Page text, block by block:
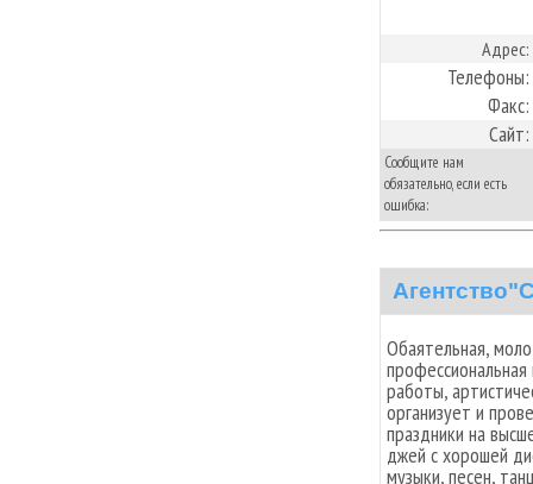
Адрес:
Телефоны:
Факс:
Сайт:
Сообщите нам
обязательно, если есть
ошибка:
Обаятельная,
работы,
организует и
праздники на
джей с хорошей
музыки, песен,